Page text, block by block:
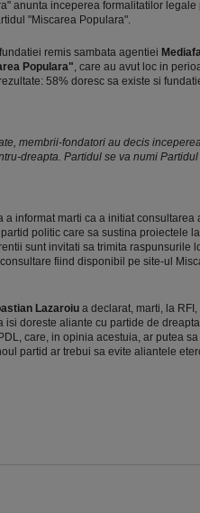
anunta inceperea formalitatilor
"Miscarea Populara".
remis sambata agentiei
Populara", care au avut loc in
58% doresc sa existe si
membrii-fondatori au decis
dreapta. Partidul se va numi
a informat marti ca a initiat consultarea
politic care sa sustina proiectele
sunt invitati sa trimita raspunsurile
fiind disponibil pe site-ul
Lazaroiua declarat, marti, la
isi doreste aliante cu partide de
care, in opinia acestuia, ar putea
partid ar trebui sa evite aliantele